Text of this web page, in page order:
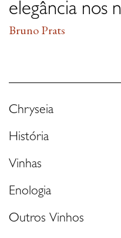
elegância nos
Bruno Prats
Chryseia
História
Vinhas
Enologia
Outros Vinhos